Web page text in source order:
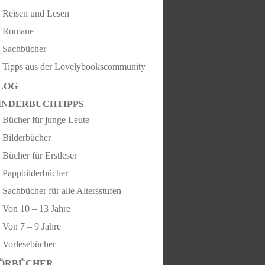
Reisen und Lesen
Romane
Sachbücher
Tipps aus der Lovelybookscommunity
Bücher für junge Leute
Bilderbücher
Bücher für Erstleser
Pappbilderbücher
Sachbücher für alle Altersstufen
Von 10 – 13 Jahre
Von 7 – 9 Jahre
Vorlesebücher